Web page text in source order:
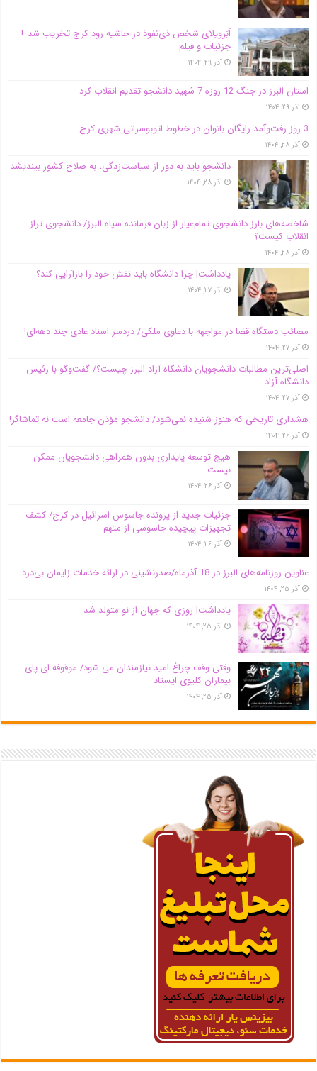
اَبَر‌ویلای شخص ذی‌نفوذ در حاشیه‌ رود کرج تخریب شد +
جزئیات و فیلم
آذر ۲۹, ۱۴۰۴
استان البرز در جنگ 12 روزه 7 شهید دانشجو تقدیم انقلاب کرد
آذر ۲۹, ۱۴۰۴
3 روز رفت‌وآمد رایگان بانوان در خطوط اتوبوسرانی شهری کرج
آذر ۲۸, ۱۴۰۴
دانشجو باید به دور از سیاست‌زدگی، به صلاح کشور بیندیشد
آذر ۲۸, ۱۴۰۴
شاخصه‌های بارز دانشجوی تمام‌عیار از زبان فرمانده سپاه البرز/ دانشجوی تراز
انقلاب کیست؟
آذر ۲۸, ۱۴۰۴
یادداشت| چرا دانشگاه باید نقش خود را بازآرایی کند؟
آذر ۲۷, ۱۴۰۴
مصائب دستگاه قضا در مواجهه با دعاوی ملکی/ دردسر اسناد عادی چند‌ دهه‌ای!
آذر ۲۷, ۱۴۰۴
اصلی‌ترین مطالبات دانشجویان دانشگاه آزاد البرز چیست؟/ گفت‌وگو با رئیس
دانشگاه آز‌اد
آذر ۲۷, ۱۴۰۴
هشداری تاریخی که هنوز شنیده نمی‌شود/ دانشجو مؤذن جامعه است نه تماشاگر!
آذر ۲۶, ۱۴۰۴
هیچ توسعه پایداری بدون همراهی دانشجویان ممکن
نیست
آذر ۲۶, ۱۴۰۴
جزئیات جدید از پرونده جاسوس اسرائیل در کرج/‌ کشف
تجهیزات پیچیده جاسوسی از متهم
آذر ۲۶, ۱۴۰۴
عناوین روزنامه‌های البرز در ‌18 آذرماه/صدرنشینی در ارائه خدمات زایمان بی‌درد
آذر ۲۵, ۱۴۰۴
یادداشت| روزی که جهان از نو متولد شد
آذر ۲۵, ۱۴۰۴
وقتی وقف چراغ امید نیازمندان می شود/ موقوفه ای پای
بیماران کلیوی ایستاد
آذر ۲۵, ۱۴۰۴